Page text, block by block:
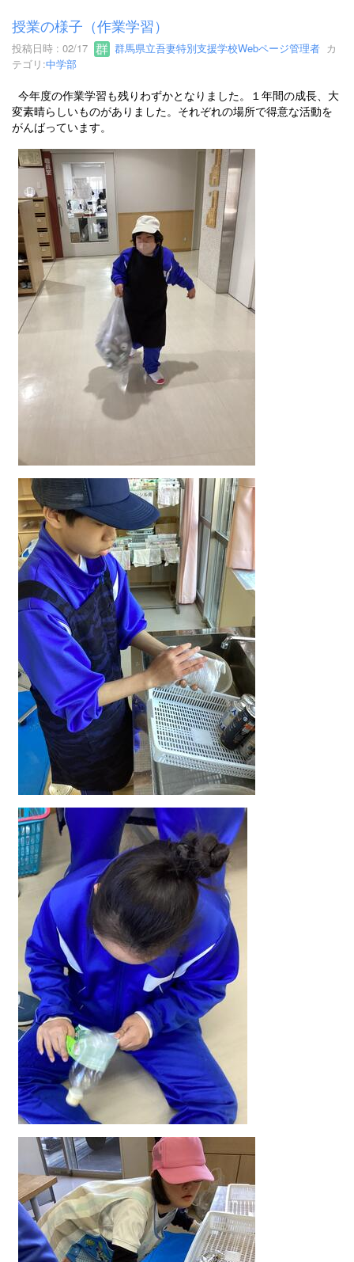
授業の様子（作業学習）
投稿日時 : 02/17 群馬県立吾妻特別支援学校Webページ管理者 カ
テゴリ:中学部
今年度の作業学習も残りわずかとなりました。１年間の成長、大
変素晴らしいものがありました。それぞれの場所で得意な活動を
がんばっています。